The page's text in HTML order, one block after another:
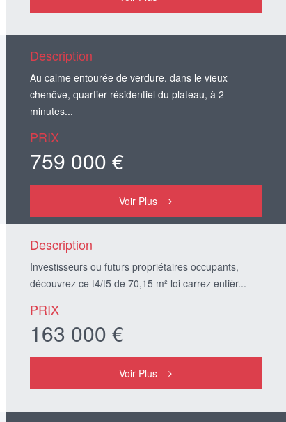
Description
Au calme entourée de verdure. dans le vieux
chenôve, quartier résidentiel du plateau, à 2
minutes...
PRIX
759 000 €
Voir Plus
Description
Investisseurs ou futurs propriétaires occupants,
découvrez ce t4/t5 de 70,15 m² loi carrez entièr...
PRIX
163 000 €
Voir Plus